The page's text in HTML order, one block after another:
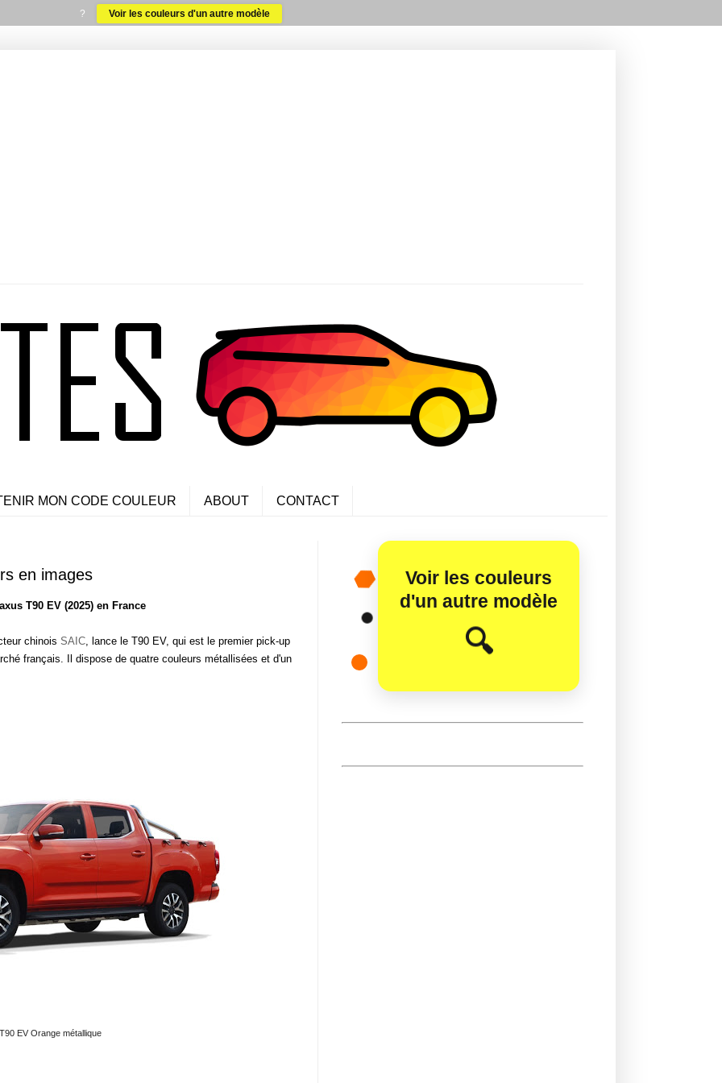
MON CODE COULEUR ABOUT CONTACT
en images
T90 EV (2025) en France
chinois SAIC, lance le T90 EV, qui est le premier pick-up
français. Il dispose de quatre couleurs métallisées et d'un
EV Orange métallique
Voir les couleurs
d'un autre modèle
🔍
? Voir les couleurs d'un autre modèle